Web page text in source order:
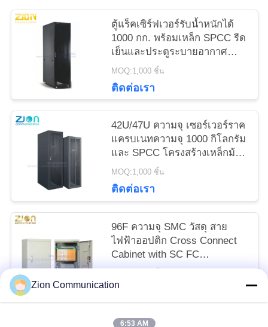
ตู้แร็คเซิร์ฟเวอร์รับน้ำหนักได้
1000 กก. พร้อมเหล็ก SPCC รีด
เย็นและประตูระบายอากาศ
ความหนาแน่นสูงสำหรับศูนย์
MOQ:1,000 ชิ้น
ติดต่อเรา
42U/47U ความจุ เซอร์เวอร์ราค
แครบเนทความจุ 1000 กิโลกรัม
และ SPCC โครงสร้างเหล็กม้วน
เย็น
MOQ:1,000 ชิ้น
ติดต่อเรา
96F ความจุ SMC วัสดุ สาย
ไฟฟ้าออปติก Cross Connect
Cabinet with SC FC
Connector ประเภทสําหรับ
FTTH
ติดต่อเรา
Zion Communication
6:53 AM